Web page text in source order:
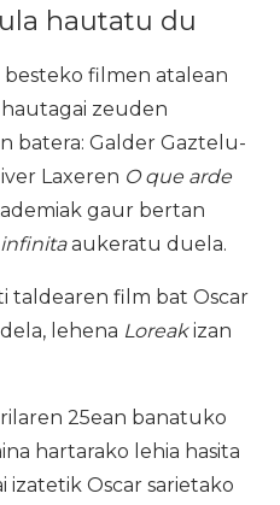
hautatu du
besteko filmen atalean
zeuden
batera: Galder Gaztelu-
Laxeren O que arde
gaur bertan
aukeratu duela.
taldearen film bat Oscar
lehena Loreakizan
25ean banatuko
hartarako lehia hasita
izatetik Oscar sarietako